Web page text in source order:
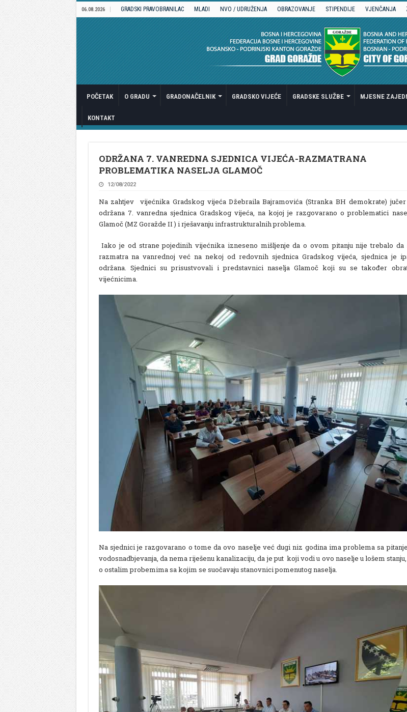
06.08.2026 GRADSKI PRAVOBRANILAC MLADI NVO / UDRUŽENJA OBRAZOVANJE STIPENDIJE VJENČANJA
POČETAK O GRADU GRADONAČELNIK GRADSKO VIJEĆE GRADSKE SLUŽBE MJESNE
KONTAKT
ODRŽANA 7. VANREDNA SJEDNICA VIJEĆA-RAZMATRANA
PROBLEMATIKA NASELJA GLAMOČ
12/08/2022
Na zahtjev vijećnika Gradskog vijeća Džebraila Bajramovića (Stranka BH demokrate)
održana 7. vanredna sjednica Gradskog vijeća, na kojoj je razgovarano o problematici
Glamoč (MZ Goražde II ) i rješavanju infrastrukturalnih problema.
Iako je od strane pojedinih vijećnika izneseno mišljenje da o ovom pitanju nije trebalo da
razmatra na vanrednoj već na nekoj od redovnih sjednica Gradskog vijeća, sjednica je
održana. Sjednici su prisustvovali i predstavnici naselja Glamoč koji su se također
vijećnicima.
Na sjednici je razgovarano o tome da ovo naselje već dugi niz godina ima problema sa
vodosnadbjevanja, da nema riješenu kanalizaciju, da je put koji vodi u ovo naselje u lošem
o ostalim probemima sa kojim se suočavaju stanovnici pomenutog naselja.